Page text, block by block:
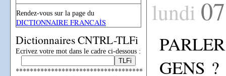
Rendez-vous sur la page du
DICTIONNAIRE FRANCAİS
Dictionnaires CNTRL-TLFi
Ecrivez votre mot dans le cadre ci-dessous :
************************************
lundi 07
GENS ?